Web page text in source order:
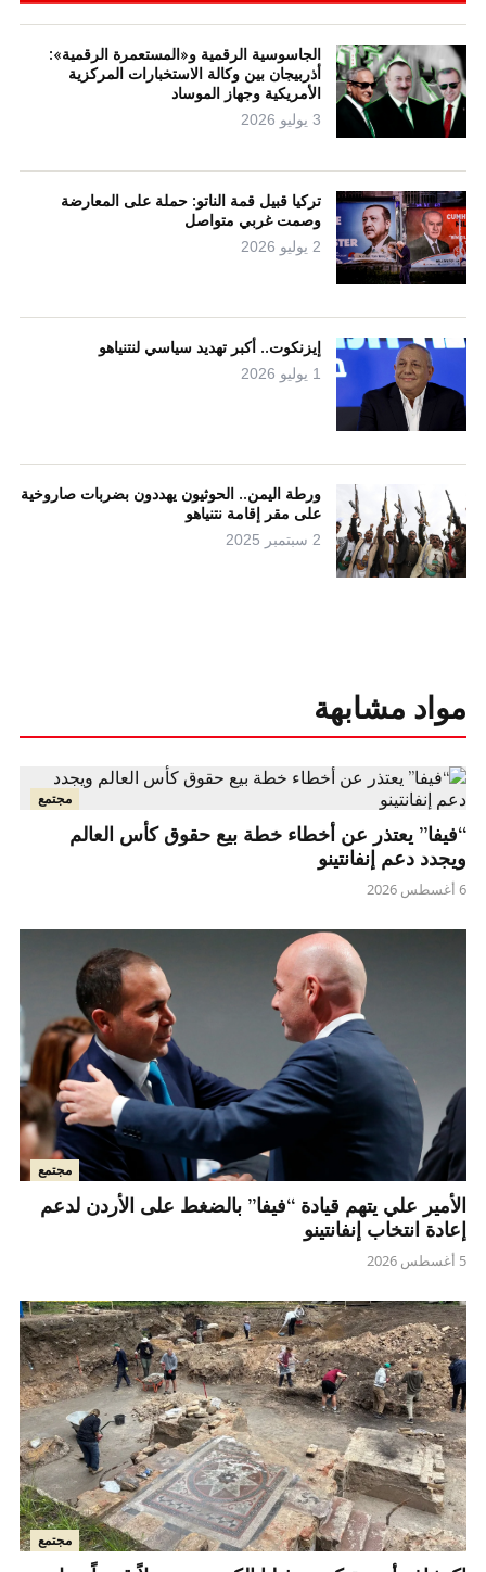
الجاسوسية الرقمية و«المستعمرة الرقمية»:
أذربيجان بين وكالة الاستخبارات المركزية
الأمريكية وجهاز الموساد
3 يوليو 2026
تركيا قبيل قمة الناتو: حملة على المعارضة
وصمت غربي متواصل
2 يوليو 2026
إيزنكوت.. أكبر تهديد سياسي لنتنياهو
1 يوليو 2026
ورطة اليمن.. الحوثيون يهددون بضربات صاروخية
على مقر إقامة نتنياهو
2 سبتمبر 2025
مواد مشابهة
مجتمع
“فيفا” يعتذر عن أخطاء خطة بيع حقوق كأس العالم
ويجدد دعم إنفانتينو
6 أغسطس 2026
مجتمع
الأمير علي يتهم قيادة “فيفا” بالضغط على الأردن لدعم
إعادة انتخاب إنفانتينو
5 أغسطس 2026
مجتمع